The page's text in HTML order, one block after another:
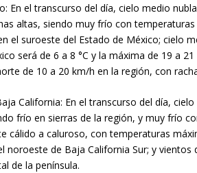
En el transcurso del día, cielo medio
altas, siendo muy frío con
el suroeste del Estado de México; cielo
será de 6 a 8 °C y la máxima de 19 a
de 10 a 20 km/h en la región, con
California: En el transcurso del día,
frío en sierras de la región, y muy frío
cálido a caluroso, con temperaturas
noroeste de Baja California Sur; y
de la península.